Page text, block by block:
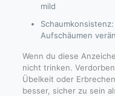
mild
Aufschäumen
Wenn du diese
nicht trinken.
Übelkeit oder
besser, sicher zu sein